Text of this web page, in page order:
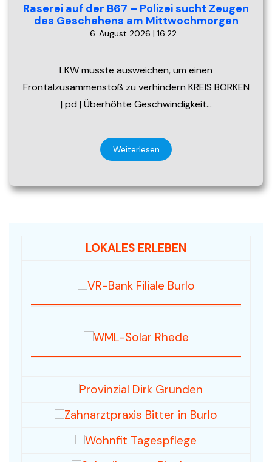
Raserei auf der B67 – Polizei sucht Zeugen
des Geschehens am Mittwochmorgen
6. August 2026 | 16:22
LKW musste ausweichen, um einen
Frontalzusammenstoß zu verhindern KREIS BORKEN
| pd | Überhöhte Geschwindigkeit…
Weiterlesen
LOKALES ERLEBEN